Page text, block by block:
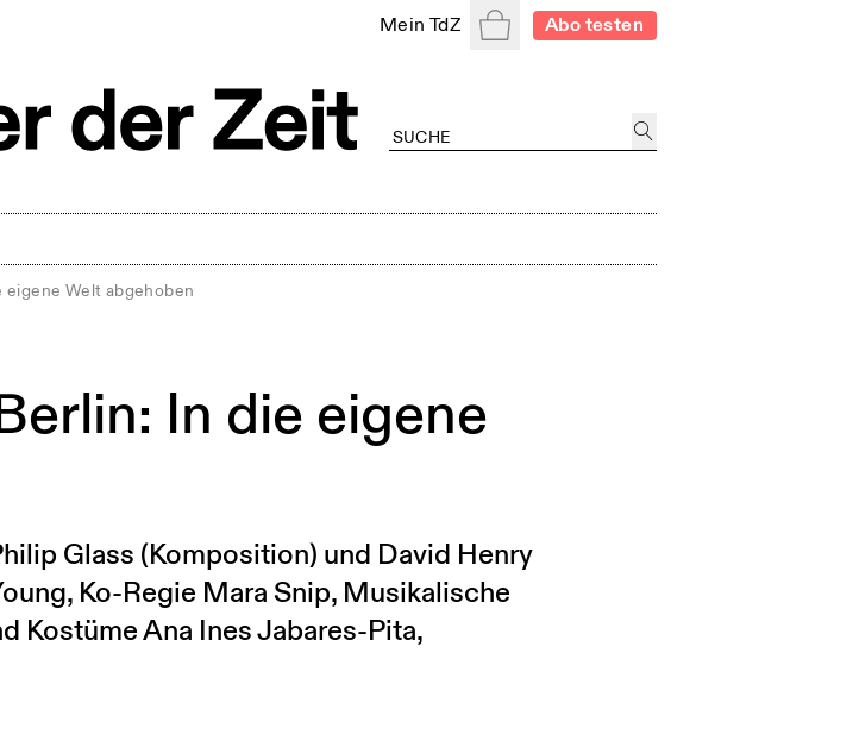
Mein TdZ WarenkorbAbo testen
eigene Welt abgehoben
In die eigene
Glass (Komposition) und David Henry
Ko-Regie Mara Snip, Musikalische
Kostüme Ana Ines Jabares-Pita,